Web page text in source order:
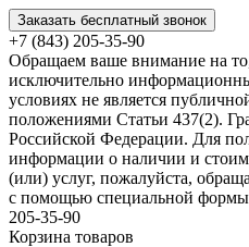
Заказать бесплатный звонок
+7 (843) 205-35-90
Обращаем ваше внимание на
исключительно
условиях не является
положениями Статьи 437(2).
Российской Федерации. Для
информации о наличии и
(или) услуг, пожалуйста,
с помощью специальной формы
205-35-90
Корзина товаров